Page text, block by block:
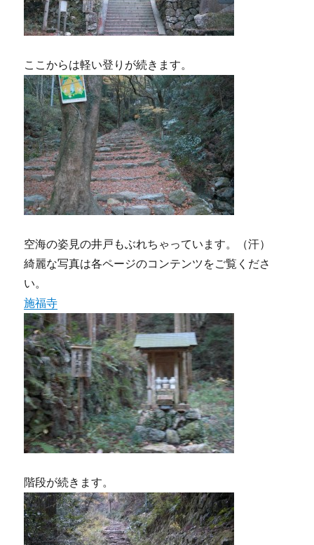
ここからは軽い登りが続きます。
空海の姿見の井戸もぶれちゃっています。（汗）
綺麗な写真は各ページのコンテンツをご覧くださ
い。
施福寺
階段が続きます。